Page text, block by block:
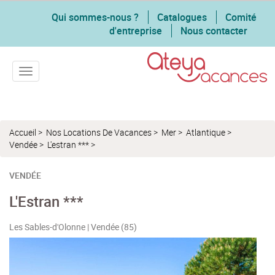
Qui sommes-nous ? Catalogues
Comité
d'entreprise
Nous contacter
Toggle navigation
Accueil > Nos Locations De Vacances> Mer> Atlantique>
Vendée> L'estran ***>
VENDÉE
L'Estran ***
Les Sables-d'Olonne | Vendée (85)